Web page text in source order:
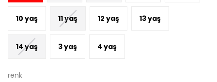
10 yaş 11 yaş 12 yaş 13 yaş
14 yaş 3 yaş 4 yaş
renk